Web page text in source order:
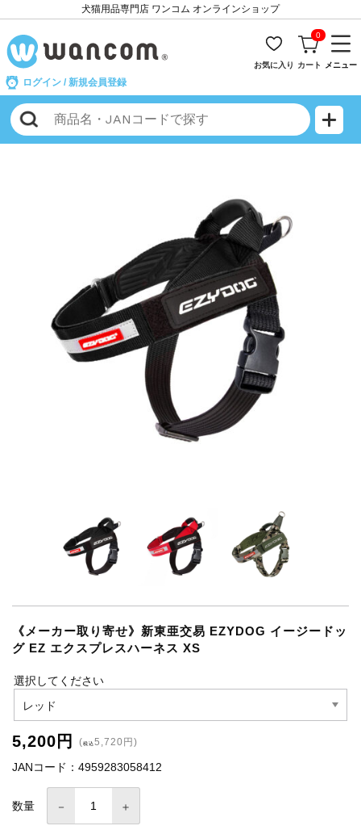
犬猫用品専門店 ワンコム オンラインショップ
ログイン / 新規会員登録
お気に入り
0
カート メニュー
《メーカー取り寄せ》新東亜交易 EZYDOG イージードッ
グ EZ エクスプレスハーネス XS
選択してください
5,200円 (税込 5,720円)
JANコード：4959283058412
数量